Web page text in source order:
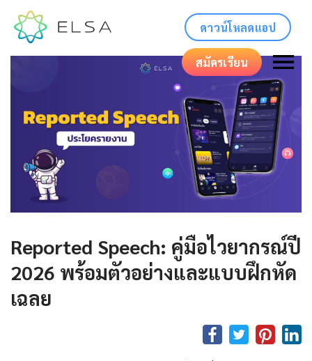
ดาวน์โหลดแอป
สมัครเรียน
Reported Speech: คู่มือไวยากรณ์ปี
2026 พร้อมตัวอย่างและแบบฝึกหัด
เฉลย